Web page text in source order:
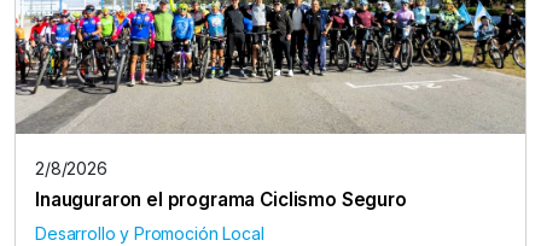
2/8/2026
Inauguraron el programa Ciclismo Seguro
Desarrollo y Promoción Local